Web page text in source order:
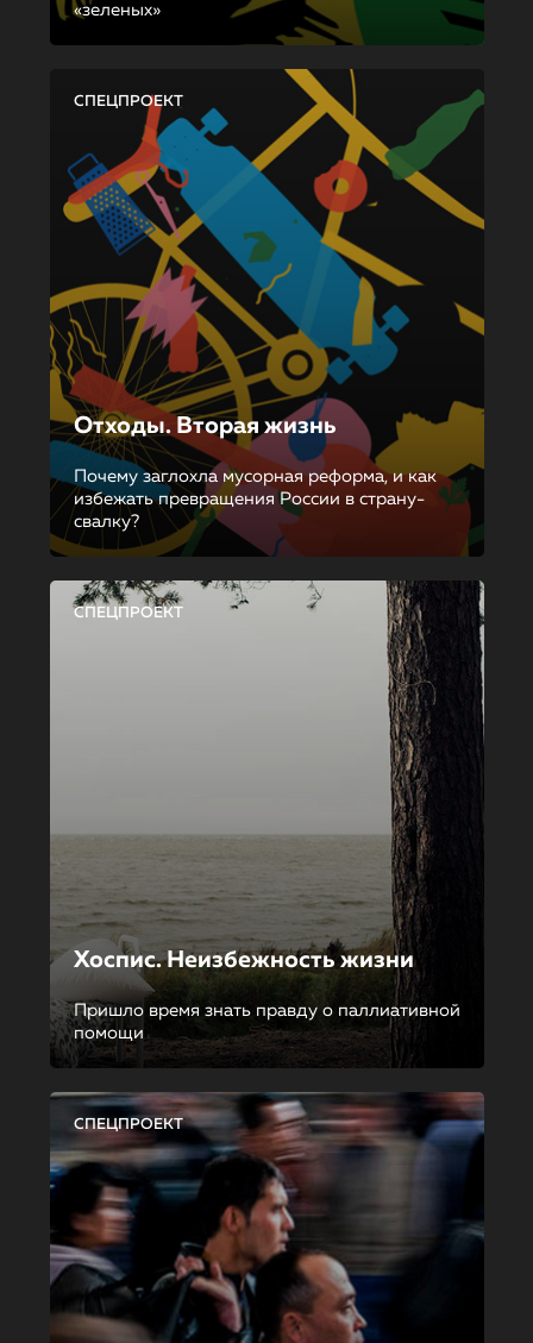
«зеленых»
СПЕЦПРОЕКТ
Отходы. Вторая жизнь
Почему заглохла мусорная реформа, и как
избежать превращения России в страну-
свалку?
СПЕЦПРОЕКТ
Хоспис. Неизбежность жизни
Пришло время знать правду о паллиативной
помощи
СПЕЦПРОЕКТ